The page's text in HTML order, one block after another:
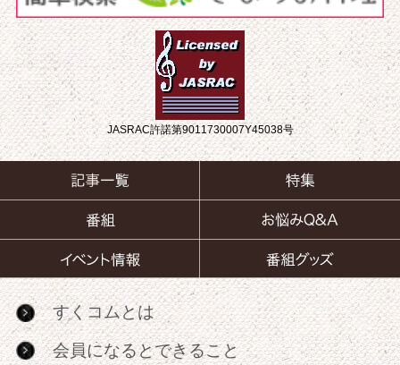
JASRAC許諾第9011730007Y45038号
すくコムとは
会員になるとできること